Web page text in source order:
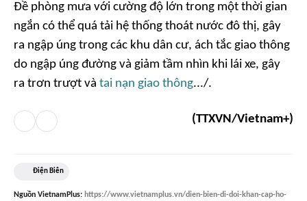
Đề phòng mưa với cường độ lớn trong một thời gian
ngắn có thể quá tải hệ thống thoát nước đô thị, gây
ra ngập úng trong các khu dân cư, ách tắc giao thông
do ngập úng đường và giảm tầm nhìn khi lái xe, gây
ra trơn trượt và tai nạn giao thông.../.
(TTXVN/Vietnam+)
Điện Biên
Nguồn VietnamPlus: https://www.vietnamplus.vn/dien-bien-di-doi-khan-cap-ho-